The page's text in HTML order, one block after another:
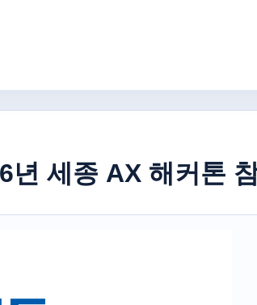
세종 AX 해커톤